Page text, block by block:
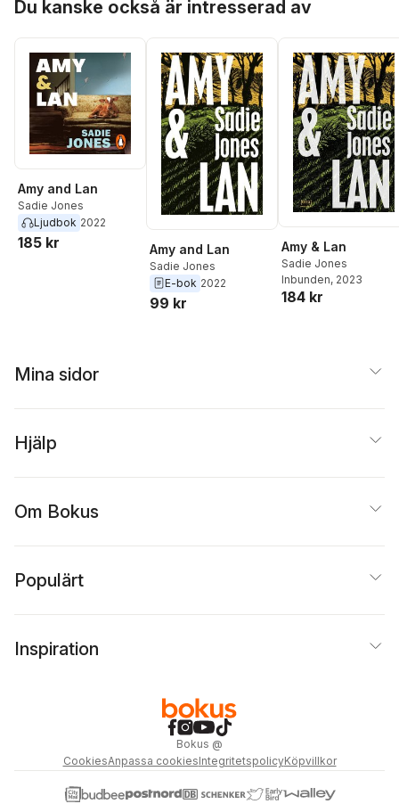
Du kanske också är intresserad av
Amy and Lan
Sadie Jones
Ljudbok 2022
185 kr Amy and Lan
Sadie Jones
E-bok 2022
99 kr
Amy & Lan
Sadie Jones
Inbunden, 2023
184 kr
Mina sidor
Hjälp
Om Bokus
Populärt
Inspiration
Bokus @
CookiesAnpassa cookiesIntegritetspolicyKöpvillkor